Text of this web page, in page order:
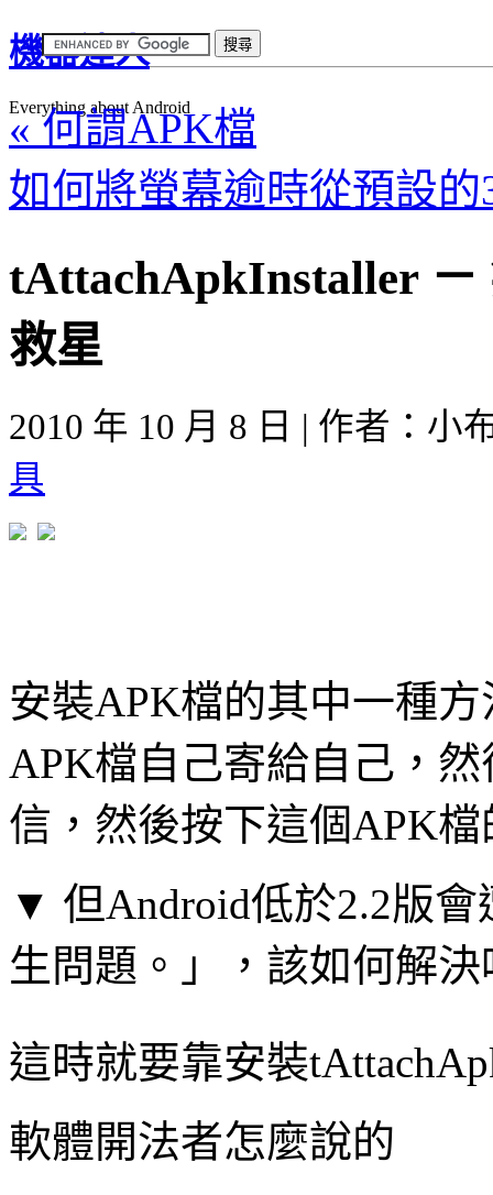
機器達人
Everything about Android
« 何謂APK檔
如何將螢幕逾時從預設
tAttachApkInstaller
救星
2010 年 10 月 8 日 | 作者：小
具
安裝APK檔的其中一種
APK檔自己寄給自己，
信，然後按下這個APK
▼ 但Android低於2.2版
生問題。」，該如何解決
這時就要靠安裝
軟體開法者怎麼說的